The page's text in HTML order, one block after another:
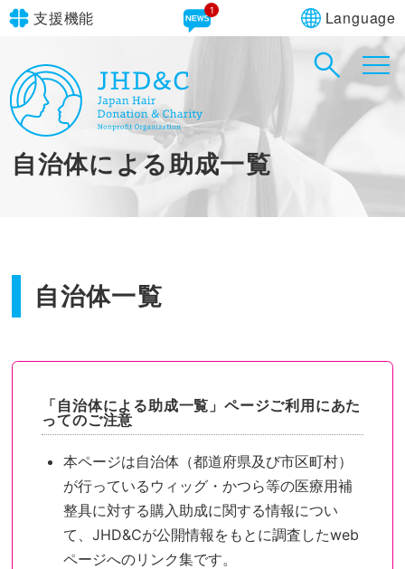
支援機能
文字サイズ 標準
青 黒
やさしいにほんご
1 Language
in simple English
自治体による助成一覧
自治体一覧
「自治体による助成一覧」ページご利用にあた
ってのご注意
本ページは自治体（都道府県及び市区町村）
が行っているウィッグ・かつら等の医療用補
整具に対する購入助成に関する情報につい
て、JHD&Cが公開情報をもとに調査したweb
ページへのリンク集です。